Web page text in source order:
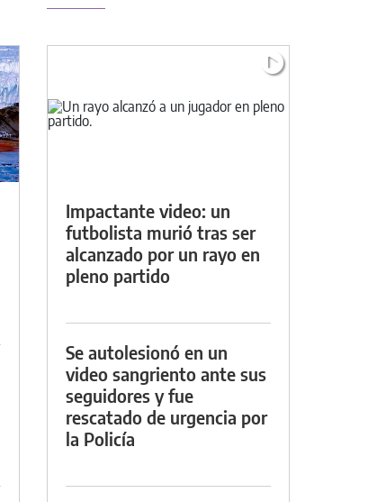
Impactante video: un
futbolista murió tras ser
alcanzado por un rayo en
pleno partido
Se autolesionó en un
video sangriento ante sus
seguidores y fue
rescatado de urgencia por
la Policía